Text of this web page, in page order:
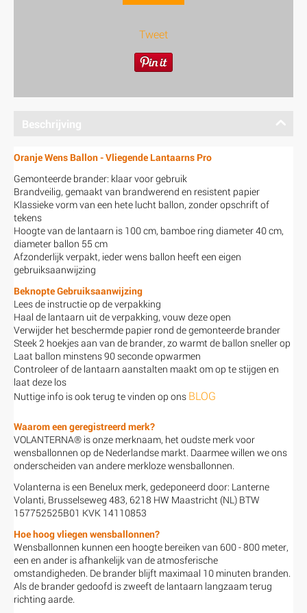
Tweet
Beschrijving
Oranje Wens Ballon - Vliegende Lantaarns Pro
Gemonteerde brander: klaar voor gebruik
Brandveilig, gemaakt van brandwerend en resistent papier
Klassieke vorm van een hete lucht ballon, zonder opschrift of
tekens
Hoogte van de lantaarn is 100 cm, bamboe ring diameter 40 cm,
diameter ballon 55 cm
Afzonderlijk verpakt, ieder wens ballon heeft een eigen
gebruiksaanwijzing
Beknopte Gebruiksaanwijzing
Lees de instructie op de verpakking
Haal de lantaarn uit de verpakking, vouw deze open
Verwijder het beschermde papier rond de gemonteerde brander
Steek 2 hoekjes aan van de brander, zo warmt de ballon sneller op
Laat ballon minstens 90 seconde opwarmen
Controleer of de lantaarn aanstalten maakt om op te stijgen en
laat deze los
Nuttige info is ook terug te vinden op ons BLOG
Waarom een geregistreerd merk?
VOLANTERNA® is onze merknaam, het oudste merk voor
wensballonnen op de Nederlandse markt. Daarmee willen we ons
onderscheiden van andere merkloze wensballonnen.
Volanterna is een Benelux merk, gedeponeerd door: Lanterne
Volanti, Brusselseweg 483, 6218 HW Maastricht (NL) BTW
157752525B01 KVK 14110853
Hoe hoog vliegen wensballonnen?
Wensballonnen kunnen een hoogte bereiken van 600 - 800 meter,
een en ander is afhankelijk van de atmosferische
omstandigheden. De brander blijft maximaal 10 minuten branden.
Als de brander gedoofd is zweeft de lantaarn langzaam terug
richting aarde.